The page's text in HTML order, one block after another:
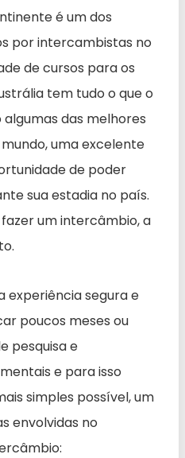
é um dos
por intercambistas no
de cursos para os
tem tudo o que o
das melhores
uma excelente
de poder
sua estadia no país.
um intercâmbio, a
experiência segura e
poucos meses ou
pesquisa e
e para isso
simples possível, um
envolvidas no